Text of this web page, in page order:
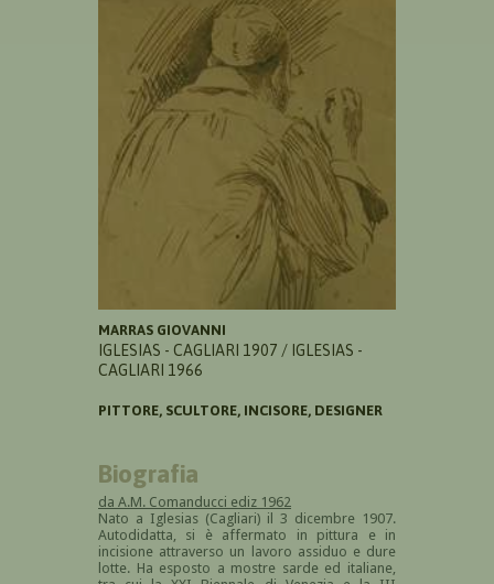
MARRAS GIOVANNI
IGLESIAS - CAGLIARI 1907 / IGLESIAS -
CAGLIARI 1966
PITTORE, SCULTORE, INCISORE, DESIGNER
Biografia
da A.M. Comanducci ediz 1962
Nato a Iglesias (Cagliari) il 3 dicembre 1907.
Autodidatta, si è affermato in pittura e in
incisione attraverso un lavoro assiduo e dure
lotte. Ha esposto a mostre sarde ed italiane,